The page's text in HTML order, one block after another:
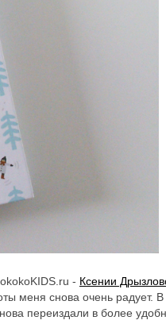
- Ксении
меня снова очень радует. В
переиздали в более